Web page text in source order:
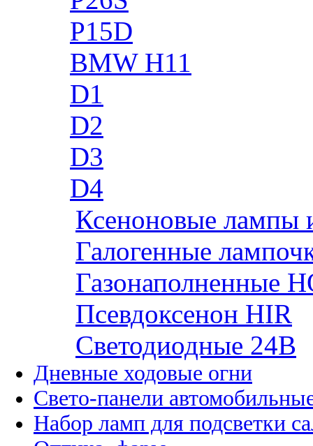
P15D
BMW H11
D1
D2
D3
D4
Ксеноновые лампы
Галогенные
Газонаполненные
Псевдоксенон HIR
Cветодиодные 24B
Дневные ходовые огни
Свето-панели
Набор ламп для подсветки